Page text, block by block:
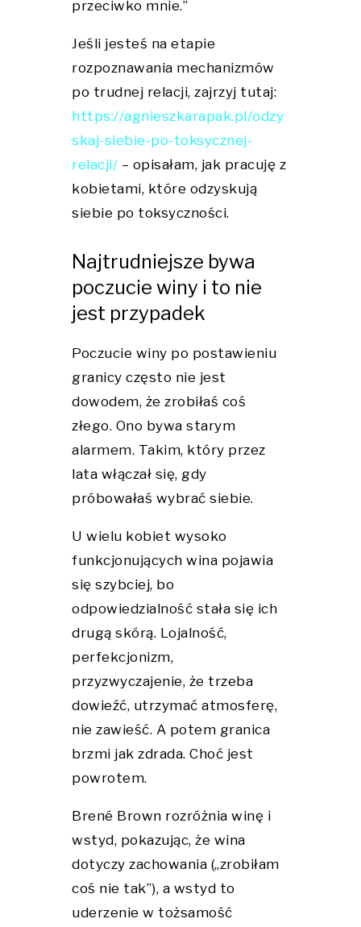
przeciwko mnie.”
Jeśli jesteś na etapie
rozpoznawania mechanizmów
po trudnej relacji, zajrzyj tutaj:
https://agnieszkarapak.pl/odzy
skaj-siebie-po-toksycznej-
relacji/ – opisałam, jak pracuję z
kobietami, które odzyskują
siebie po toksyczności.
Najtrudniejsze bywa
poczucie winy i to nie
jest przypadek
Poczucie winy po postawieniu
granicy często nie jest
dowodem, że zrobiłaś coś
złego. Ono bywa starym
alarmem. Takim, który przez
lata włączał się, gdy
próbowałaś wybrać siebie.
U wielu kobiet wysoko
funkcjonujących wina pojawia
się szybciej, bo
odpowiedzialność stała się ich
drugą skórą. Lojalność,
perfekcjonizm,
przyzwyczajenie, że trzeba
dowieźć, utrzymać atmosferę,
nie zawieść. A potem granica
brzmi jak zdrada. Choć jest
powrotem.
Brené Brown rozróżnia winę i
wstyd, pokazując, że wina
dotyczy zachowania („zrobiłam
coś nie tak”), a wstyd to
uderzenie w tożsamość